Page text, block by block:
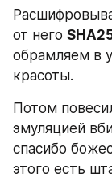
от него
обрамляем в
красоты.
Потом
эмуляцией
спасибо
этого есть